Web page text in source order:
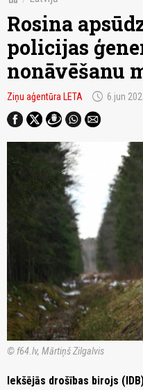
Rosina
policijas
nonāvēšanu
Ziņu aģentūra LETA schedule 6.jun
© f64.lv, Mārtiņš Zilgalvis
Iekšējās drošības birojs